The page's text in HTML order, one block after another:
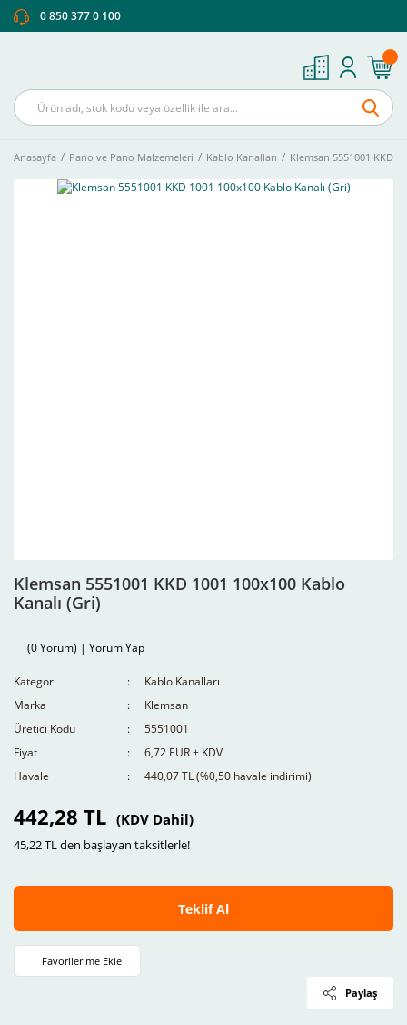
0 850 377 0 100
Anasayfa Pano ve Pano Malzemeleri Kablo Kanalları Klemsan 5551001 KKD
Klemsan 5551001 KKD 1001 100x100 Kablo
Kanalı (Gri)
(0 Yorum) | Yorum Yap
Kategori
Kablo Kanalları
Marka
Klemsan
Üretici Kodu
5551001
Fiyat
6,72 EUR + KDV
Havale
440,07 TL (%0,50 havale indirimi)
442,28 TL (KDV Dahil)
45,22 TL den başlayan taksitlerle!
Teklif Al
Paylaş